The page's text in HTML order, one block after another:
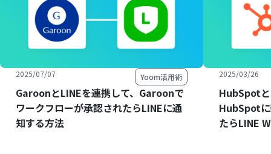
2025/07/07 Yoom活用術
GaroonとLINEを連携して、Garoonで
ワークフローが承認されたらLINEに通
知する方法
2025/03/26
HubSpotと
HubSpot
たらLINE